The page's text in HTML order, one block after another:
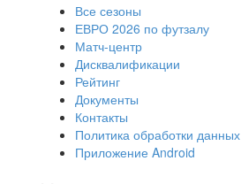
Все сезоны
ЕВРО 2026 по футзалу
Матч-центр
Дисквалификации
Рейтинг
Документы
Контакты
Политика обработки данных
Приложение Android